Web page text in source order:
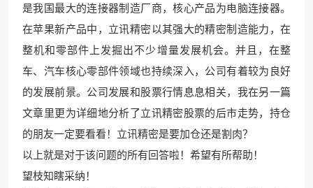
是我国最大的连接器制造厂商，核心产品为电脑连接器。
在苹果新产品中，立讯精密以其强大的精密制造能力，在
整机和零部件 上发掘出不少增量发展机会。并且 ，在整
车、汽车核心零部件领域也持续深入，公司有着较为良好
的发展前景。公司发展和股票行情息息相关，我在另一篇
文章里更为详细地分析了立讯精密股票的后市走势，持仓
的朋友一定要看看！立讯精密是要加仓还是割肉？
以上就是对于该问题的所有回答啦！希望有所帮助！
望枝知瞎采纳！